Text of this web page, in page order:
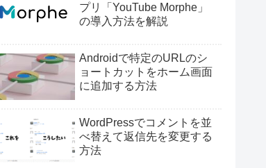
プリ「YouTube Morphe」
の導入方法を解説
Androidで特定のURLのシ
ョートカットをホーム画面
に追加する方法
WordPressでコメントを並
べ替えて返信先を変更する
方法